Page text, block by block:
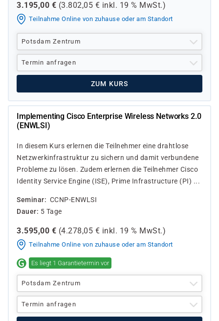
3.195,00 € (3.802,05 € inkl. 19 % MwSt.)
Teilnahme Online von zuhause oder am Standort
Potsdam Zentrum
Termin anfragen
ZUM KURS
Implementing Cisco Enterprise Wireless Networks 2.0
(ENWLSI)
In diesem Kurs erlernen die Teilnehmer eine drahtlose
Netzwerkinfrastruktur zu sichern und damit verbundene
Probleme zu lösen. Zudem erlernen die Teilnehmer Cisco
Identity Service Engine (ISE), Prime Infrastructure (PI) ...
Seminar
CCNP-ENWLSI
Dauer
5 Tage
3.595,00 € (4.278,05 € inkl. 19 % MwSt.)
Teilnahme Online von zuhause oder am Standort
Es liegt 1 Garantietermin vor
Potsdam Zentrum
Termin anfragen